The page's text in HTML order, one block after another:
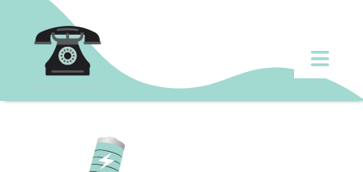
inhoud
Over ons